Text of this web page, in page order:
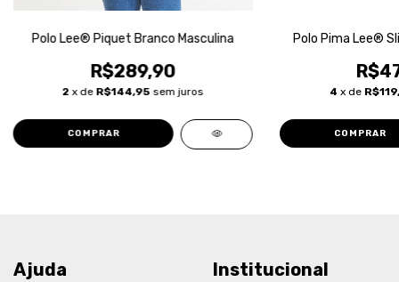
Polo Lee® Piquet Branco Masculina
R$289,90
2 x de R$144,95 sem juros
COMPRAR
Polo Pima Lee®
4 x de
COMPRAR
Ajuda Institucional